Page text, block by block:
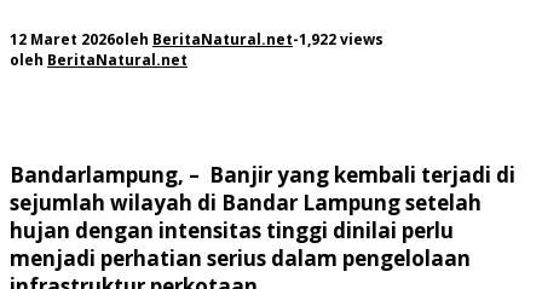
12 Maret 2026oleh BeritaNatural.net-1,922 views
oleh BeritaNatural.net
Bandarlampung, – Banjir yang kembali terjadi di
sejumlah wilayah di Bandar Lampung setelah
hujan dengan intensitas tinggi dinilai perlu
menjadi perhatian serius dalam pengelolaan